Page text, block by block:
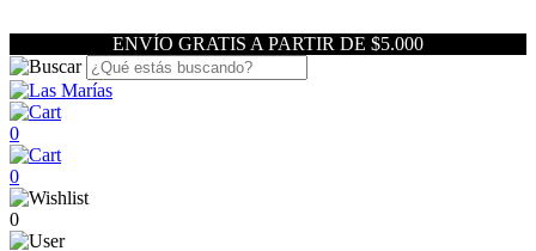
ENVÍO GRATIS A PARTIR DE $5.000
0
0
0